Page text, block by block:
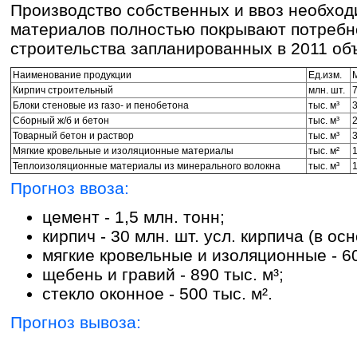
Производство собственных и ввоз
материалов полностью покрывают
строительства запланированных в 2011
Наименование продукции Ед.изм.
Кирпич строительный
млн. шт.
Блоки стеновые из газо- и пенобетона
тыс. м³
Сборный ж/б и бетон
тыс. м³
Товарный бетон и раствор
тыс. м³
Мягкие кровельные и изоляционные материалы
тыс. м²
Теплоизоляционные материалы из минерального волокна
тыс. м³
Прогноз ввоза:
цемент - 1,5 млн. тонн;
кирпич - 30 млн. шт. усл. кирпича (в
мягкие кровельные и изоляционные -
щебень и гравий - 890 тыс. м³;
стекло оконное - 500 тыс. м².
Прогноз вывоза: